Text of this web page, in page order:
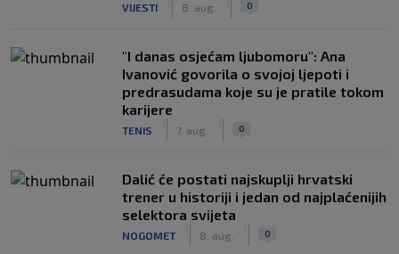
VIJESTI 8. aug. 0
"I danas osjećam ljubomoru": Ana
Ivanović govorila o svojoj ljepoti i
predrasudama koje su je pratile tokom
karijere
TENIS 7. aug. 0
Dalić će postati najskuplji hrvatski
trener u historiji i jedan od najplaćenijih
selektora svijeta
NOGOMET 8. aug. 0